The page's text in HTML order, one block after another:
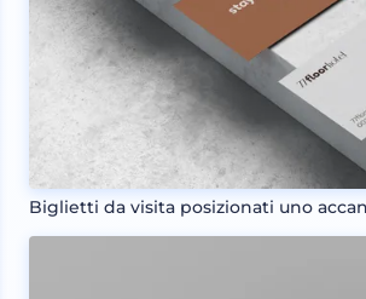
Biglietti da visita posizionati uno